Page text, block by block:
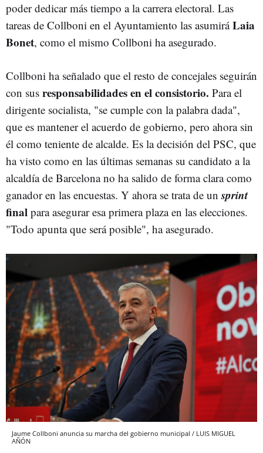
poder dedicar más tiempo a la carrera electoral. Las
tareas de Collboni en el Ayuntamiento las asumiráLaia
Bonet, como el mismo Collboni ha asegurado.
Collboni ha señalado que el resto de concejales seguirán
con sus responsabilidades en el consistorio. Para el
dirigente socialista, "se cumple con la palabra dada",
que es mantener el acuerdo de gobierno, pero ahora sin
él como teniente de alcalde. Es la decisión del PSC, que
ha visto como en las últimas semanas su candidato a la
alcaldía de Barcelona no ha salido de forma clara como
ganador en las encuestas. Y ahora se trata de unsprint
final para asegurar esa primera plaza en las elecciones.
"Todo apunta que será posible", ha asegurado.
Jaume Collboni anuncia su marcha del gobierno municipal / LUIS MIGUEL
AÑÓN